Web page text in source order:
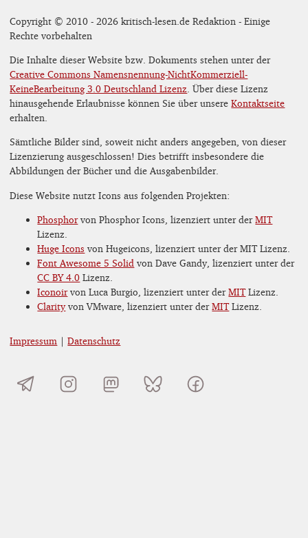
Copyright © 2010 - 2026 kritisch-lesen.de Redaktion - Einige
Rechte vorbehalten
Die Inhalte dieser Website bzw. Dokuments stehen unter der
Creative Commons Namensnennung-NichtKommerziell-
KeineBearbeitung 3.0 Deutschland Lizenz . Über diese Lizenz
hinausgehende Erlaubnisse können Sie über unsereKontaktseite
erhalten.
Sämtliche Bilder sind, soweit nicht anders angegeben, von dieser
Lizenzierung ausgeschlossen! Dies betrifft insbesondere die
Abbildungen der Bücher und die Ausgabenbilder.
Diese Website nutzt Icons aus folgenden Projekten:
Phosphorvon Phosphor Icons, lizenziert unter derMIT
Lizenz.
Huge Icons von Hugeicons, lizenziert unter der MIT Lizenz.
Font Awesome 5 Solid von Dave Gandy, lizenziert unter der
CC BY 4.0 Lizenz.
Iconoirvon Luca Burgio, lizenziert unter derMITLizenz.
Clarityvon VMware, lizenziert unter derMITLizenz.
Impressum |Datenschutz